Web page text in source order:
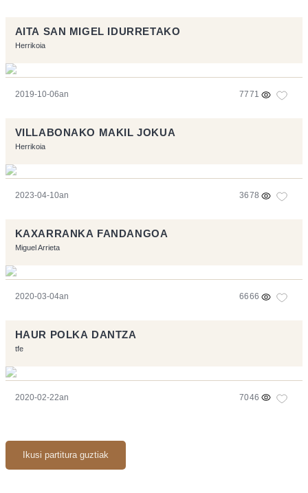
AITA SAN MIGEL IDURRETAKO
Herrikoia
2019-10-06an 7771
VILLABONAKO MAKIL JOKUA
Herrikoia
2023-04-10an 3678
KAXARRANKA FANDANGOA
Miguel Arrieta
2020-03-04an 6666
HAUR POLKA DANTZA
tfe
2020-02-22an 7046
Ikusi partitura guztiak